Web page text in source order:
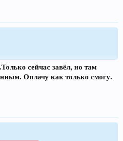
сейчас завёл, но там
Оплачу как только смогу.